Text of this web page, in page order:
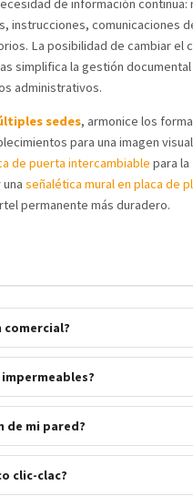
de información continua:
instrucciones, comunicaciones
La posibilidad de cambiar el
simplifica la gestión
administrativos.
sedes, armonice los
para una imagen
de puerta intercambiable para la
unaseñalética mural en placa de
permanente más duradero.
comercial?
de mi pared?
clic-clac?